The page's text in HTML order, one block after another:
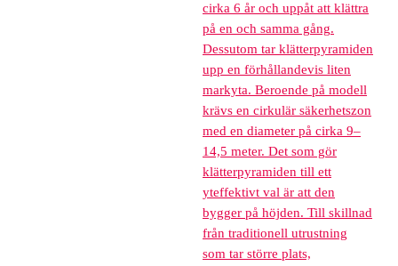
cirka 6 år och uppåt att klättra
på en och samma gång.
Dessutom tar klätterpyramiden
upp en förhållandevis liten
markyta. Beroende på modell
krävs en cirkulär säkerhetszon
med en diameter på cirka 9–
14,5 meter. Det som gör
klätterpyramiden till ett
yteffektivt val är att den
bygger på höjden. Till skillnad
från traditionell utrustning
som tar större plats,